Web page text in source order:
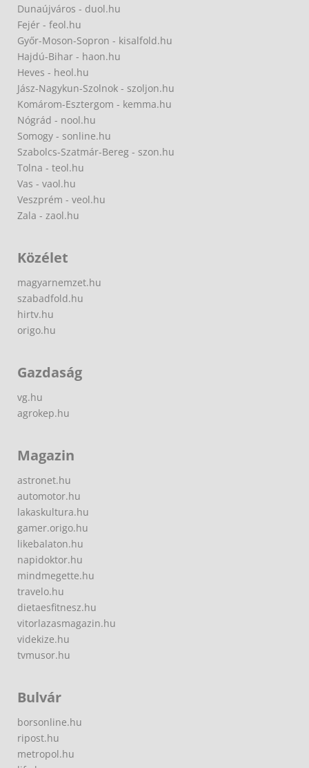
Dunaújváros - duol.hu
Fejér - feol.hu
Győr-Moson-Sopron - kisalfold.hu
Hajdú-Bihar - haon.hu
Heves - heol.hu
Jász-Nagykun-Szolnok - szoljon.hu
Komárom-Esztergom - kemma.hu
Nógrád - nool.hu
Somogy - sonline.hu
Szabolcs-Szatmár-Bereg - szon.hu
Tolna - teol.hu
Vas - vaol.hu
Veszprém - veol.hu
Zala - zaol.hu
Közélet
magyarnemzet.hu
szabadfold.hu
hirtv.hu
origo.hu
Gazdaság
vg.hu
agrokep.hu
Magazin
astronet.hu
automotor.hu
lakaskultura.hu
gamer.origo.hu
likebalaton.hu
napidoktor.hu
mindmegette.hu
travelo.hu
dietaesfitnesz.hu
vitorlazasmagazin.hu
videkize.hu
tvmusor.hu
Bulvár
borsonline.hu
ripost.hu
metropol.hu